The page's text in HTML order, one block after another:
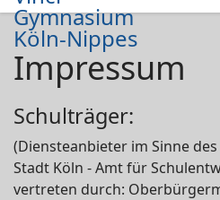
Impressum
Schulträger:
(Diensteanbieter im Sinne des
Stadt Köln - Amt für
vertreten durch: